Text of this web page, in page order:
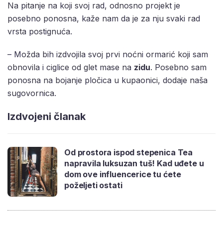
Na pitanje na koji svoj rad, odnosno projekt je
posebno ponosna, kaže nam da je za nju svaki rad
vrsta postignuća.
– Možda bih izdvojila svoj prvi noćni ormarić koji sam
obnovila i ciglice od glet mase na zidu. Posebno sam
ponosna na bojanje pločica u kupaonici, dodaje naša
sugovornica.
Izdvojeni članak
Od prostora ispod stepenica Tea
napravila luksuzan tuš! Kad uđete u
dom ove influencerice tu ćete
poželjeti ostati